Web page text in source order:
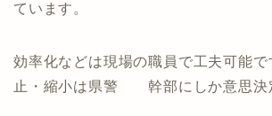
ています。
効率化などは現場の職員で工夫可能
止・縮小は県警 幹部にしか意思決